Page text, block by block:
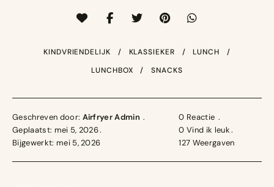
KINDVRIENDELIJK KLASSIEKER
LUNCH
LUNCHBOX
SNACKS
Geschreven door: Airfryer Admin
Geplaatst: mei 5, 2026
Bijgewerkt: mei 5, 2026
0 Reactie
0 Vind ik leuk
127 Weergaven